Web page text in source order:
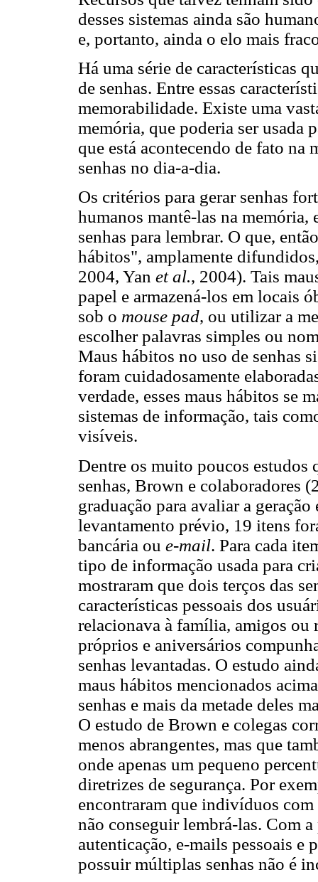
desses sistemas ainda são
e, portanto, ainda o elo mais
Há uma série de características
de senhas. Entre essas
memorabilidade. Existe uma
memória, que poderia ser usada
que está acontecendo de fato na
senhas no dia-a-dia.
Os critérios para gerar senhas
humanos mantê-las na memória,
senhas para lembrar. O que,
hábitos", amplamente
2004, Yan et al., 2004). Tais
papel e armazená-los em locais
sob o mouse pad, ou utilizar a
escolher palavras simples ou
Maus hábitos no uso de senhas
foram cuidadosamente
verdade, esses maus hábitos se
sistemas de informação, tais
visíveis.
Dentre os muito poucos estudos
senhas, Brown e colaboradores
graduação para avaliar a
levantamento prévio, 19 itens
bancária ou e-mail. Para cada
tipo de informação usada para
mostraram que dois terços das
características pessoais dos
relacionava à família, amigos ou
próprios e aniversários
senhas levantadas. O estudo
maus hábitos mencionados
senhas e mais da metade deles
O estudo de Brown e colegas
menos abrangentes, mas que
onde apenas um pequeno
diretrizes de segurança. Por
encontraram que indivíduos
não conseguir lembrá-las. Com
autenticação, e-mails pessoais e
possuir múltiplas senhas não é